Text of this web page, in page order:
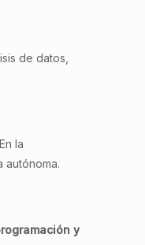
de datos,
la
autónoma.
y